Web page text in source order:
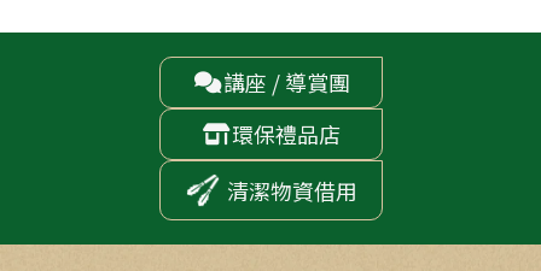
講座 / 導賞團
環保禮品店
清潔物資借用